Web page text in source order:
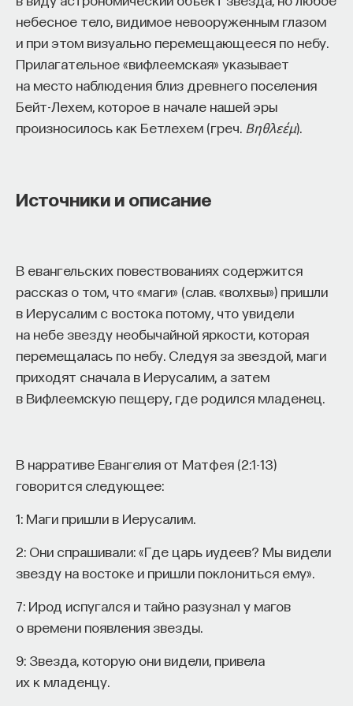
небесное тело, видимое невооруженным глазом
и при этом визуально перемещающееся по небу.
Прилагательное «вифлеемская» указывает
на место наблюдения близ древнего поселения
Бейт-Лехем, которое в начале нашей эры
произносилось как Бетлехем (греч. Βηθλεέμ).
Источники и описание
В евангельских повествованиях содержится
рассказ о том, что «маги» (слав. «волхвы») пришли
в Иерусалим с востока потому, что увидели
на небе звезду необычайной яркости, которая
перемещалась по небу. Следуя за звездой, маги
приходят сначала в Иерусалим, а затем
в Вифлеемскую пещеру, где родился младенец.
В нарративе Евангелия от Матфея (2:1-13)
говорится следующее:
1: Маги пришли в Иерусалим.
2: Они спрашивали: «Где царь иудеев? Мы видели
звезду на востоке и пришли поклониться ему».
7: Ирод испугался и тайно разузнал у магов
о времени появления звезды.
9: Звезда, которую они видели, привела
их к младенцу.
собственное будущее, почему результаты
образования раскрываются на длинной дистанции,
и что на самом деле должен уметь студент,
выходящий в сложный и быстро меняющийся мир.
А еще — почему ИИ не стоит просто запрещать,
как использовать его для диалога, и зачем
Это глобальная экосистема для поиска и найма
STEM-специалистов (Science, Technology,
Engineering, Mathematics) в самые амбициозные
Deep-Tech и Biotech проекты по всему миру. Если
вы занимаетесь биоинформатикой, молекулярной
биологией, ИИ или другими наукоемкими
дисциплинами, проект поможет вам найти место
Посмотреть текущие вакансии
Образование работает дольше,
чем кажется
движемся к ним — и дальше все должно
работать. Но в реальности с целеполаганием все
намного сложнее. Проблема не только